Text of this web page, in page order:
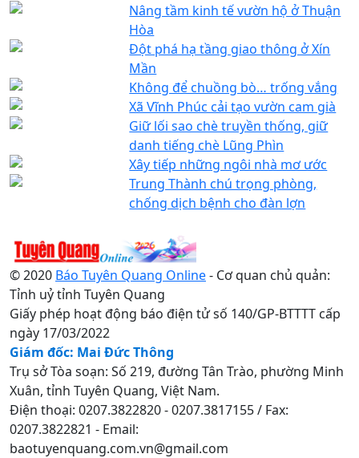
Nâng tầm kinh tế vườn hộ ở Thuận
Hòa
Đột phá hạ tầng giao thông ở Xín
Mần
Không để chuồng bò… trống vắng
Xã Vĩnh Phúc cải tạo vườn cam già
Giữ lối sao chè truyền thống, giữ
danh tiếng chè Lũng Phìn
Xây tiếp những ngôi nhà mơ ước
Trung Thành chú trọng phòng,
chống dịch bệnh cho đàn lợn
© 2020 Báo Tuyên Quang Online- Cơ quan chủ quản:
Tỉnh uỷ tỉnh Tuyên Quang
Giấy phép hoạt động báo điện tử số 140/GP-BTTTT cấp
ngày 17/03/2022
Giám đốc: Mai Đức Thông
Trụ sở Tòa soạn: Số 219, đường Tân Trào, phường Minh
Xuân, tỉnh Tuyên Quang, Việt Nam.
Điện thoại: 0207.3822820 - 0207.3817155 / Fax:
0207.3822821 - Email:
baotuyenquang.com.vn@gmail.com